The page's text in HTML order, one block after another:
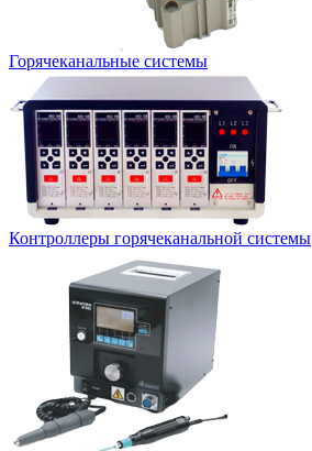
Горячеканальные системы
Контроллеры горячеканальной системы